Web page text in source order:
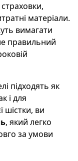
матеріали.
вимагати
правильний
підходять як
і для
шістки, ви
, який легко
за умови